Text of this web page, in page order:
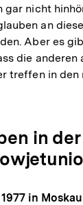
gar nicht
an
Aber es
die anderen
treffen in den
in der
in